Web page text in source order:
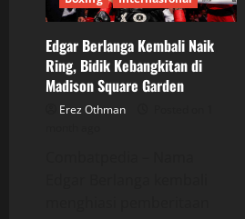
Edgar Berlanga Kembali Naik
Ring, Bidik Kebangkitan di
Madison Square Garden
Erez Othman